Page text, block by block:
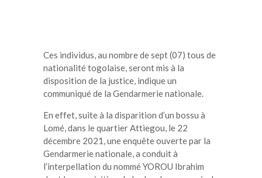
Ces individus, au nombre de sept (07) tous de
nationalité togolaise, seront mis à la
disposition de la justice, indique un
communiqué de la Gendarmerie nationale.
En effet, suite à la disparition d’un bossu à
Lomé, dans le quartier Attiegou, le 22
décembre 2021, une enquête ouverte par la
Gendarmerie nationale, a conduit à
l’interpellation du nommé YOROU Ibrahim